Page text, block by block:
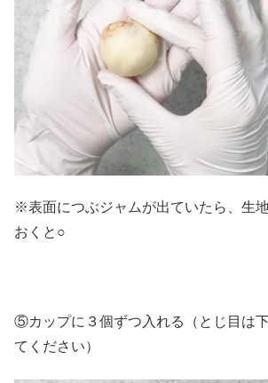
※表面につぶジャムが出ていたら、生
おくと○
⑤カップに３個ずつ入れる（とじ目は
てください）